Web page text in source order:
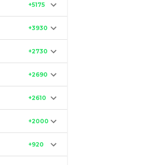
+5175
+3930
+2730
+2690
+2610
+2000
+920